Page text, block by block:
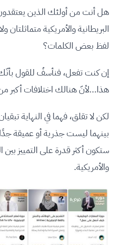
هل أنت من أولئك الذين يعتقدون
البريطانية والأمريكية
لفظ بعض الكلمات؟
إن كنت تفعل، فنأسفُ للقول
هذا...لأنّ هنالك اختلافات أكبر
لكن لا تقلق، فهما في النهاية
بينهما ليست جذرية أو عميقة
ستكون أكثر قدرة على التمييز بين
والأمريكية.